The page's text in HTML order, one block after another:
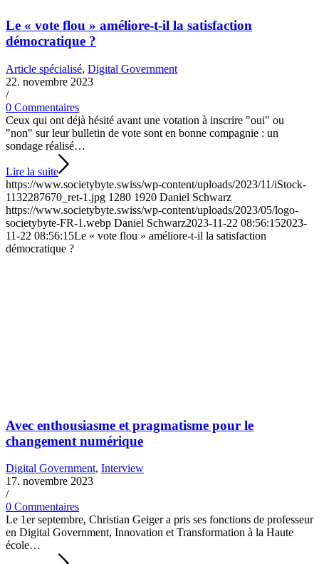
Le « vote flou » améliore-t-il la satisfaction
démocratique ?
Article spécialisé, Digital Government
22. novembre 2023
/
0 Commentaires
Ceux qui ont déjà hésité avant une votation à inscrire "oui" ou
"non" sur leur bulletin de vote sont en bonne compagnie : un
sondage réalisé…
Lire la suite
https://www.societybyte.swiss/wp-content/uploads/2023/11/iStock-
1132287670_ret-1.jpg 1280 1920 Daniel Schwarz
https://www.societybyte.swiss/wp-content/uploads/2023/05/logo-
societybyte-FR-1.webp Daniel Schwarz2023-11-22 08:56:152023-
11-22 08:56:15Le « vote flou » améliore-t-il la satisfaction
démocratique ?
Avec enthousiasme et pragmatisme pour le
changement numérique
Digital Government, Interview
17. novembre 2023
/
0 Commentaires
Le 1er septembre, Christian Geiger a pris ses fonctions de professeur
en Digital Government, Innovation et Transformation à la Haute
école…